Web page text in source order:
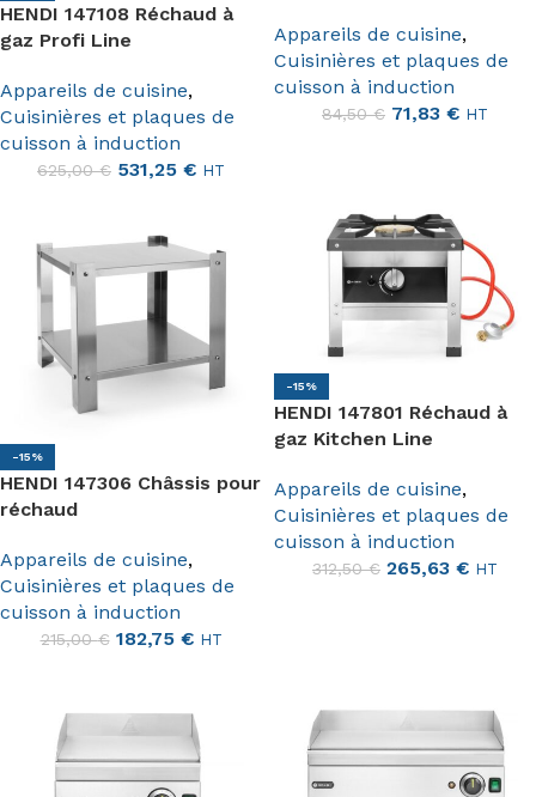
HENDI 147108 Réchaud à
gaz Profi Line
Appareils de cuisine,
Cuisinières et plaques de
cuisson à induction
625,00€ 531,25 € HT
Appareils de cuisine,
Cuisinières et plaques de
cuisson à induction
84,50€ 71,83 € HT
-15%
HENDI 147306 Châssis pour
réchaud
Appareils de cuisine,
Cuisinières et plaques de
cuisson à induction
215,00€ 182,75 € HT
-15%
HENDI 147801 Réchaud à
gaz Kitchen Line
Appareils de cuisine,
Cuisinières et plaques de
cuisson à induction
312,50€ 265,63 € HT